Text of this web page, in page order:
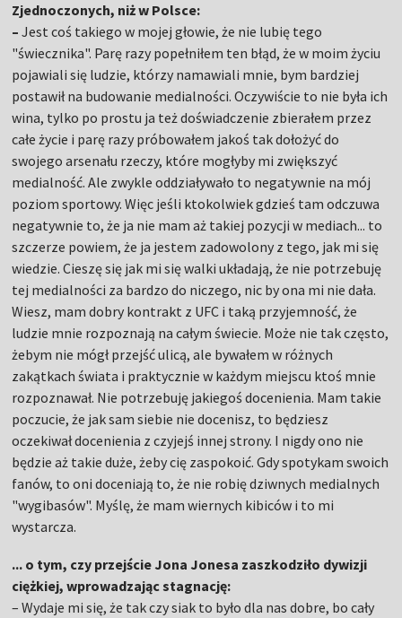
Zjednoczonych, niż w Polsce:
–Jest coś takiego w mojej głowie, że nie lubię tego
"świecznika". Parę razy popełniłem ten błąd, że w moim życiu
pojawiali się ludzie, którzy namawiali mnie, bym bardziej
postawił na budowanie medialności. Oczywiście to nie była ich
wina, tylko po prostu ja też doświadczenie zbierałem przez
całe życie i parę razy próbowałem jakoś tak dołożyć do
swojego arsenału rzeczy, które mogłyby mi zwiększyć
medialność. Ale zwykle oddziaływało to negatywnie na mój
poziom sportowy. Więc jeśli ktokolwiek gdzieś tam odczuwa
negatywnie to, że ja nie mam aż takiej pozycji w mediach... to
szczerze powiem, że ja jestem zadowolony z tego, jak mi się
wiedzie. Cieszę się jak mi się walki układają, że nie potrzebuję
tej medialności za bardzo do niczego, nic by ona mi nie dała.
Wiesz, mam dobry kontrakt z UFC i taką przyjemność, że
ludzie mnie rozpoznają na całym świecie. Może nie tak często,
żebym nie mógł przejść ulicą, ale bywałem w różnych
zakątkach świata i praktycznie w każdym miejscu ktoś mnie
rozpoznawał. Nie potrzebuję jakiegoś docenienia. Mam takie
poczucie, że jak sam siebie nie docenisz, to będziesz
oczekiwał docenienia z czyjejś innej strony. I nigdy ono nie
będzie aż takie duże, żeby cię zaspokoić. Gdy spotykam swoich
fanów, to oni doceniają to, że nie robię dziwnych medialnych
"wygibasów". Myślę, że mam wiernych kibiców i to mi
wystarcza.
... o tym, czy przejście Jona Jonesa zaszkodziło dywizji
ciężkiej, wprowadzając stagnację:
– Wydaje mi się, że tak czy siak to było dla nas dobre, bo cały